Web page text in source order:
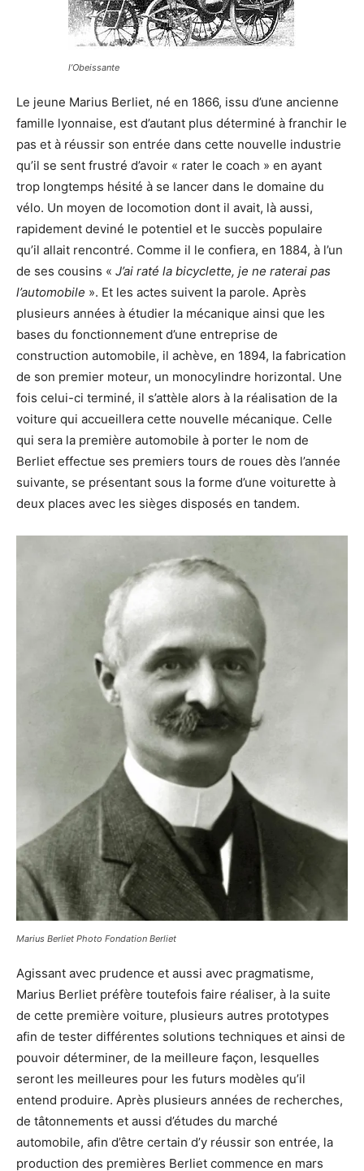
l’Obeissante
Le jeune Marius Berliet, né en 1866, issu d’une ancienne
famille lyonnaise, est d’autant plus déterminé à franchir le
pas et à réussir son entrée dans cette nouvelle industrie
qu’il se sent frustré d’avoir « rater le coach » en ayant
trop longtemps hésité à se lancer dans le domaine du
vélo. Un moyen de locomotion dont il avait, là aussi,
rapidement deviné le potentiel et le succès populaire
qu’il allait rencontré. Comme il le confiera, en 1884, à l’un
de ses cousins « J’ai raté la bicyclette, je ne raterai pas
l’automobile ». Et les actes suivent la parole. Après
plusieurs années à étudier la mécanique ainsi que les
bases du fonctionnement d’une entreprise de
construction automobile, il achève, en 1894, la fabrication
de son premier moteur, un monocylindre horizontal. Une
fois celui-ci terminé, il s’attèle alors à la réalisation de la
voiture qui accueillera cette nouvelle mécanique. Celle
qui sera la première automobile à porter le nom de
Berliet effectue ses premiers tours de roues dès l’année
suivante, se présentant sous la forme d’une voiturette à
deux places avec les sièges disposés en tandem.
Marius Berliet Photo Fondation Berliet
Agissant avec prudence et aussi avec pragmatisme,
Marius Berliet préfère toutefois faire réaliser, à la suite
de cette première voiture, plusieurs autres prototypes
afin de tester différentes solutions techniques et ainsi de
pouvoir déterminer, de la meilleure façon, lesquelles
seront les meilleures pour les futurs modèles qu’il
entend produire. Après plusieurs années de recherches,
de tâtonnements et aussi d’études du marché
automobile, afin d’être certain d’y réussir son entrée, la
production des premières Berliet commence en mars